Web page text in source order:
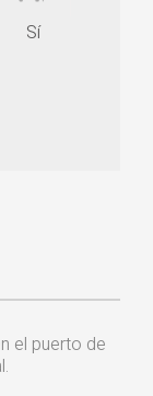
Sí
el puerto de